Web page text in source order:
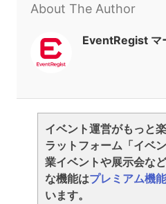
About The Author
EventRegist マ
イベント運営がもっと
ラットフォーム「イベ
業イベントや展示会な
な機能はプレミアム機能
います。